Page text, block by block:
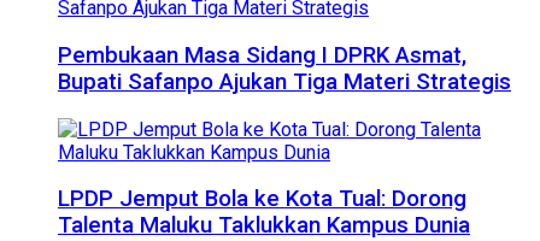
Pembukaan Masa Sidang I DPRK Asmat,
Bupati Safanpo Ajukan Tiga Materi Strategis
LPDP Jemput Bola ke Kota Tual: Dorong
Talenta Maluku Taklukkan Kampus Dunia